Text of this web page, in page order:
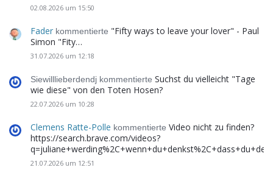
02.08.2026 um 15:50
Fader kommentierte "Fifty ways to leave your lover" - Paul
Simon "Fity…
31.07.2026 um 12:18
Siewilllieberdendj kommentierte Suchst du vielleicht "Tage
wie diese" von den Toten Hosen?
22.07.2026 um 10:28
Clemens Ratte-Polle kommentierte Video nicht zu finden?
https://search.brave.com/videos?
21.07.2026 um 12:51